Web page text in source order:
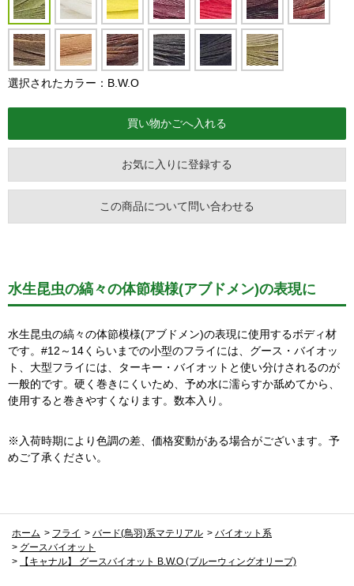
選択されたカラー：B.W.O
お気に入りに登録する
この商品について問い合わせる
水生昆虫の縞々の体節模様(アブドメン)の表現に
水生昆虫の縞々の体節模様(アブドメン)の表現に使用するボディ材
です。#12～14くらいまでの小型のフライには、グース・バイオッ
ト、大型フライには、ターキー・バイオットと使い分けされるのが
一般的です。硬く巻きにくいため、予め水に濡らすか舐めてから、
使用すると巻きやすくなります。数本入り。
※入荷時期により色調の差、価格変動がある場合がございます。予
めご了承ください。
ホーム > フライ > バード(鳥羽)系マテリアル > バイオット系
> グースバイオット
>
【キャナル】 グースバイオット B.W.O (ブルーウィングオリーブ)